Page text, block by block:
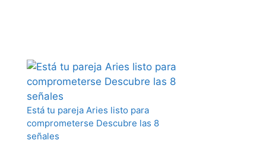
Está tu pareja Aries listo para
comprometerse Descubre las 8
señales